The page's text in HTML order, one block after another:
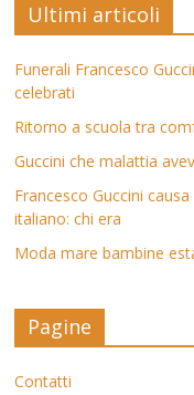
Ultimi articoli
Funerali Francesco
celebrati
Ritorno a scuola tra
Guccini che malattia
Francesco Guccini
italiano: chi era
Moda mare bambine
Pagine
Contatti